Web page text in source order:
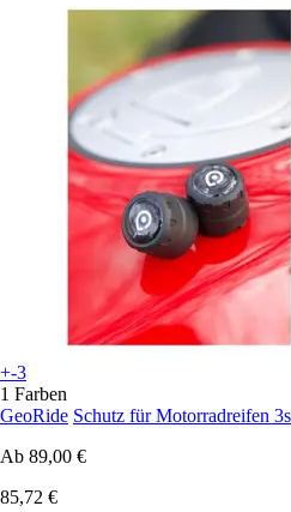
+-3
1 Farben
GeoRide Schutz für Motorradreifen 3s
Ab 89,00 €
85,72 €